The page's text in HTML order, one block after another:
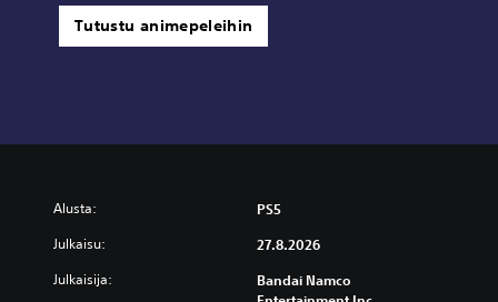
Tutustu animepeleihin
Alusta: PS5
Julkaisu: 27.8.2026
Julkaisija:
Bandai Namco